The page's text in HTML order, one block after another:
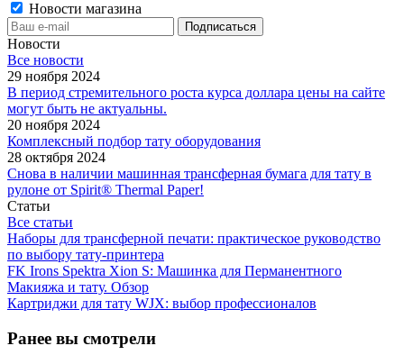
Новости магазина
Новости
Все новости
29 ноября 2024
В период стремительного роста курса доллара цены на сайте
могут быть не актуальны.
20 ноября 2024
Комплексный подбор тату оборудования
28 октября 2024
Снова в наличии машинная трансферная бумага для тату в
рулоне от Spirit® Thermal Paper!
Статьи
Все статьи
Наборы для трансферной печати: практическое руководство
по выбору тату‑принтера
FK Irons Spektra Xion S: Машинка для Перманентного
Макияжа и тату. Обзор
Картриджи для тату WJX: выбор профессионалов
Ранее вы смотрели